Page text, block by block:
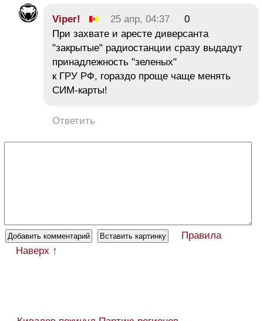
Viper! 25 апр, 04:37
0
При захвате и аресте диверсанта
"закрытые" радиостанции сразу выдадут
принадлежность "зеленых"
к ГРУ РФ, гораздо проще чаще менять
СИМ-карты!
Ответить
Правила
Наверх ↑